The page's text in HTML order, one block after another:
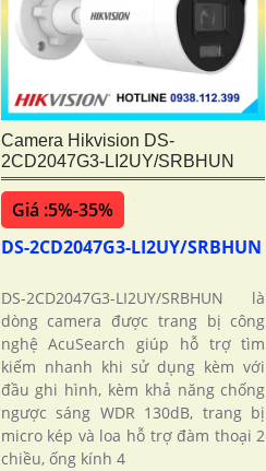
Camera Hikvision DS-
2CD2047G3-LI2UY/SRBHUN
Giá :5%-35%
DS-2CD2047G3-LI2UY/SRBHUN
DS-2CD2047G3-LI2UY/SRBHUN là
dòng camera được trang bị công
nghệ AcuSearch giúp hỗ trợ tìm
kiếm nhanh khi sử dụng kèm với
đầu ghi hình, kèm khả năng chống
ngược sáng WDR 130dB, trang bị
micro kép và loa hỗ trợ đàm thoại 2
chiều, ống kính 4